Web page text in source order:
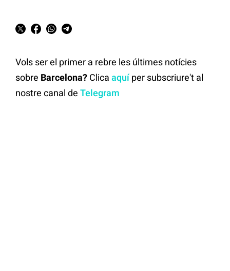
Vols ser el primer a rebre les últimes notícies
sobre Barcelona? Clica aquíper subscriure't al
nostre canal de Telegram